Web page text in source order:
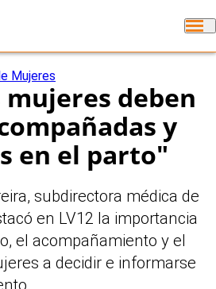
Mujeres
mujeres deben
y
en el parto"
subdirectora médica de
en LV12 la importancia
el acompañamiento y el
a decidir e informarse